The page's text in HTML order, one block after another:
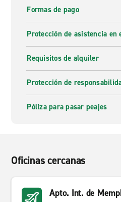
Formas de pago
Protección de asistencia en
Requisitos de alquiler
Protección de
Póliza para pasar peajes
Oficinas cercanas
Apto. Int. de